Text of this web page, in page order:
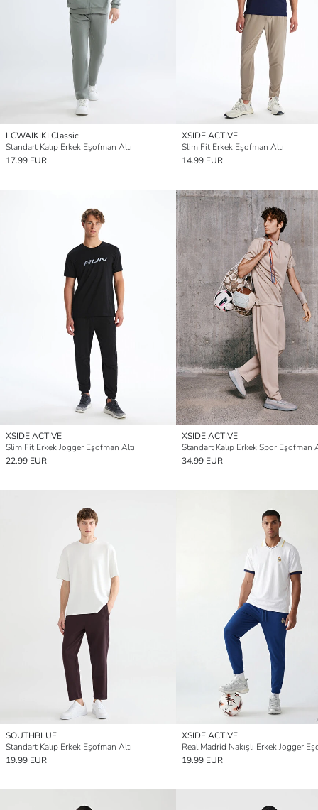
LCWAIKIKI Classic
Standart Kalıp Erkek Eşofman Altı
17.99 EUR
XSIDE ACTIVE
Slim Fit Erkek Eşofman Altı
14.99 EUR
XSIDE ACTIVE
Slim Fit Erkek Jogger Eşofman Altı
22.99 EUR
XSIDE ACTIVE
Standart Kalıp Erkek Spor Eşofman
34.99 EUR
SOUTHBLUE
Standart Kalıp Erkek Eşofman Altı
19.99 EUR
XSIDE ACTIVE
19.99 EUR